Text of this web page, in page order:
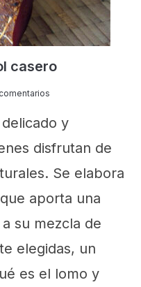
casero
y
disfrutan de
Se elabora
aporta una
su mezcla de
elegidas, un
es el lomo y